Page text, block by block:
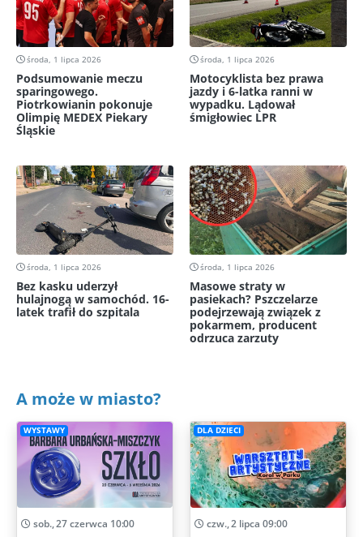
środa, 1 lipca 2026
Podsumowanie meczu
sparingowego.
Piotrkowianin pokonuje
Olimpię MEDEX Piekary
Śląskie
środa, 1 lipca 2026
Motocyklista bez prawa
jazdy i 6-latka ranni w
wypadku. Lądował
śmigłowiec LPR
środa, 1 lipca 2026
Bez kasku uderzył
hulajnogą w samochód. 16-
latek trafił do szpitala
środa, 1 lipca 2026
Masowe straty w
pasiekach? Pszczelarze
podejrzewają związek z
pokarmem, producent
odrzuca zarzuty
A może w miasto?
WYSTAWY
sob., 27 czerwca 10:00
DLA DZIECI
czw., 2 lipca 09:00